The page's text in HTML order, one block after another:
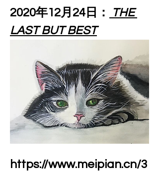
2020年12月24日：
THE
LAST BUT BEST
https://www.meipian.cn/3